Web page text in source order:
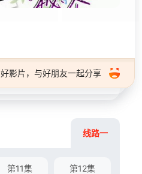
好影片，与好朋友一起分享
线路一
第11集 第12集